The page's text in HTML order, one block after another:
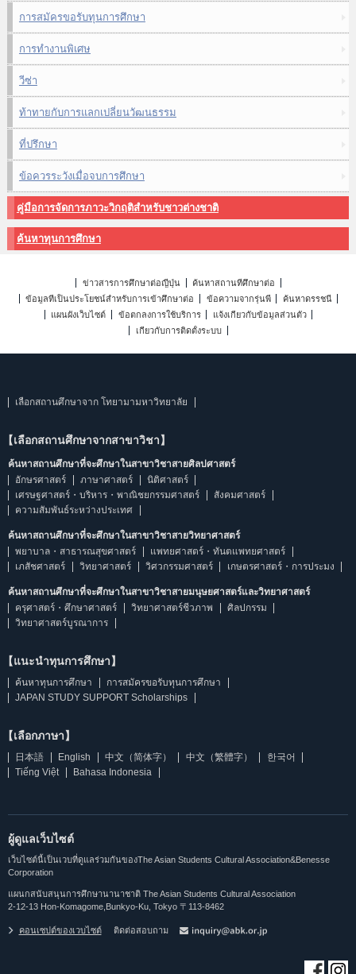
การสมัครขอรับทุนการศึกษา
การทำงานพิเศษ
วีซ่า
ท้าทายกับการแลกเปลี่ยนวัฒนธรรม
ที่ปรึกษา
ข้อควรระวังเมื่อจบการศึกษา
คู่มือการจัดการภาวะวิกฤติสำหรับชาวต่างชาติ
ค้นหาทุนการศึกษา
ข่าวสารการศึกษาต่อญี่ปุ่น
ค้นหาสถานที่ศึกษาต่อ
ข้อมูลที่เป็นประโยชน์สำหรับการเข้าศึกษาต่อ
ข้อความจากรุ่นพี่
ค้นหาดรรชนี
แผนผังเว็บไซต์
ข้อตกลงการใช้บริการ
แจ้งเกี่ยวกับข้อมูลส่วนตัว
เกี่ยวกับการติดตั้งระบบ
เลือกสถานศึกษาจาก โทยามามหาวิทยาลัย
【เลือกสถานศึกษาจากสาขาวิชา】
ค้นหาสถานศึกษาที่จะศึกษาในสาขาวิชาสายศิลปศาสตร์
อักษรศาสตร์
ภาษาศาสตร์
นิติศาสตร์
เศรษฐศาสตร์・บริหาร・พาณิชยกรรมศาสตร์
สังคมศาสตร์
ความสัมพันธ์ระหว่างประเทศ
ค้นหาสถานศึกษาที่จะศึกษาในสาขาวิชาสายวิทยาศาสตร์
พยาบาล・สาธารณสุขศาสตร์
แพทยศาสตร์・ทันตแพทยศาสตร์
เภสัชศาสตร์
วิทยาศาสตร์ วิศวกรรมศาสตร์ เกษตรศาสตร์・การประมง
ค้นหาสถานศึกษาที่จะศึกษาในสาขาวิชาสายมนุษยศาสตร์และวิทยาศาสตร์
ครุศาสตร์・ศึกษาศาสตร์
วิทยาศาสตร์ชีวภาพ
ศิลปกรรม
วิทยาศาสตร์บูรณาการ
【แนะนำทุนการศึกษา】
ค้นหาทุนการศึกษา
การสมัครขอรับทุนการศึกษา
JAPAN STUDY SUPPORT Scholarships
【เลือกภาษา】
日本語 English 中文（简体字） 中文（繁體字）
한국어
Tiếng Việt
Bahasa Indonesia
ผู้ดูแลเว็บไซต์
เว็บไซต์นี้เป็นเวบที่ดูแลร่วมกันของThe Asian Students Cultural Association&Benesse
Corporation
แผนกสนับสนุนการศึกษานานาชาติ The Asian Students Cultural Association
2-12-13 Hon-Komagome,Bunkyo-Ku, Tokyo 〒113-8462
คอนเซปต์ของเวบไซต์ ติดต่อสอบถาม